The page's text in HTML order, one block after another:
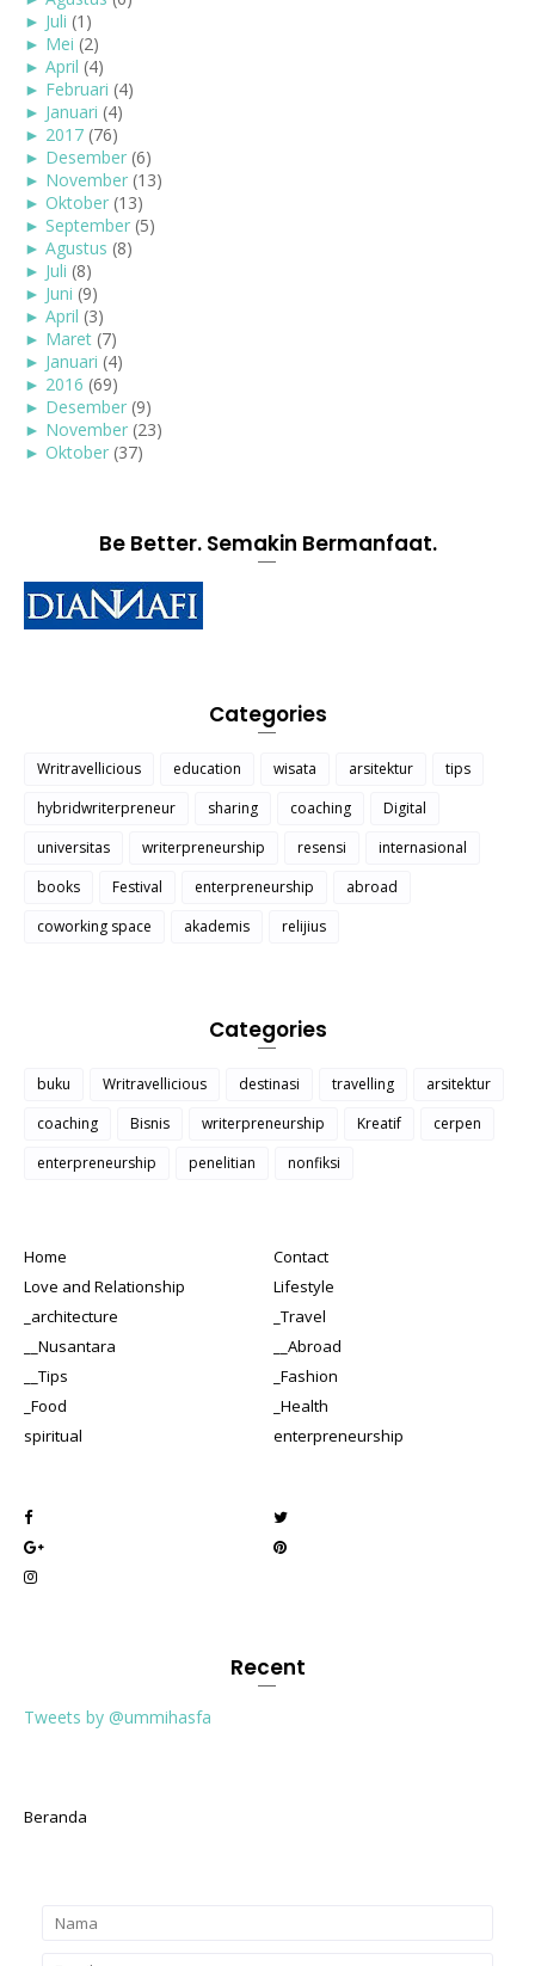
► Juli (1)
► Mei (2)
► April (4)
► Februari (4)
► Januari (4)
► 2017 (76)
► Desember (6)
► November (13)
► Oktober (13)
► September (5)
► Agustus (8)
► Juli (8)
► Juni (9)
► April (3)
► Maret (7)
► Januari (4)
► 2016 (69)
► Desember (9)
► November (23)
► Oktober (37)
Be Better. Semakin Bermanfaat.
Categories
Writravellicious education wisata arsitektur
tips
hybridwriterpreneur
sharing coaching
Digital
universitas
writerpreneurship resensi
internasional
books
Festival enterpreneurship
abroad
coworking space
akademis relijius
Categories
buku Writravellicious destinasi travelling
arsitektur
coaching
Bisnis writerpreneurship Kreatif
cerpen
enterpreneurship
penelitian nonfiksi
Home
Contact
Love and Relationship
Lifestyle
_architecture
_Travel
__Nusantara
__Abroad
__Tips
_Fashion
_Food
_Health
spiritual
enterpreneurship
Recent
Tweets by @ummihasfa
Beranda